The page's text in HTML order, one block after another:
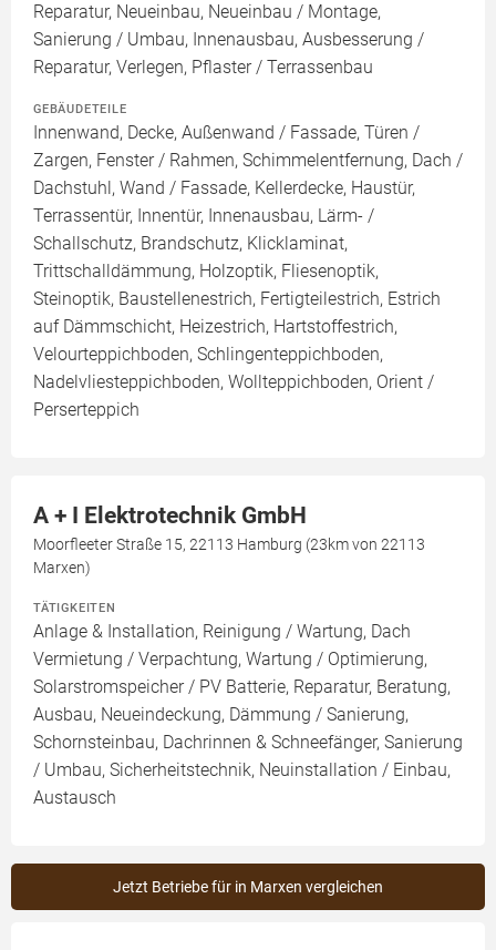
Reparatur, Neueinbau, Neueinbau / Montage,
Sanierung / Umbau, Innenausbau, Ausbesserung /
Reparatur, Verlegen, Pflaster / Terrassenbau
GEBÄUDETEILE
Innenwand, Decke, Außenwand / Fassade, Türen /
Zargen, Fenster / Rahmen, Schimmelentfernung, Dach /
Dachstuhl, Wand / Fassade, Kellerdecke, Haustür,
Terrassentür, Innentür, Innenausbau, Lärm- /
Schallschutz, Brandschutz, Klicklaminat,
Trittschalldämmung, Holzoptik, Fliesenoptik,
Steinoptik, Baustellenestrich, Fertigteilestrich, Estrich
auf Dämmschicht, Heizestrich, Hartstoffestrich,
Velourteppichboden, Schlingenteppichboden,
Nadelvliesteppichboden, Wollteppichboden, Orient /
Perserteppich
A + I Elektrotechnik GmbH
Moorfleeter Straße 15, 22113 Hamburg (23km von 22113
Marxen)
TÄTIGKEITEN
Anlage & Installation, Reinigung / Wartung, Dach
Vermietung / Verpachtung, Wartung / Optimierung,
Solarstromspeicher / PV Batterie, Reparatur, Beratung,
Ausbau, Neueindeckung, Dämmung / Sanierung,
Schornsteinbau, Dachrinnen & Schneefänger, Sanierung
/ Umbau, Sicherheitstechnik, Neuinstallation / Einbau,
Austausch
Jetzt Betriebe für in Marxen vergleichen